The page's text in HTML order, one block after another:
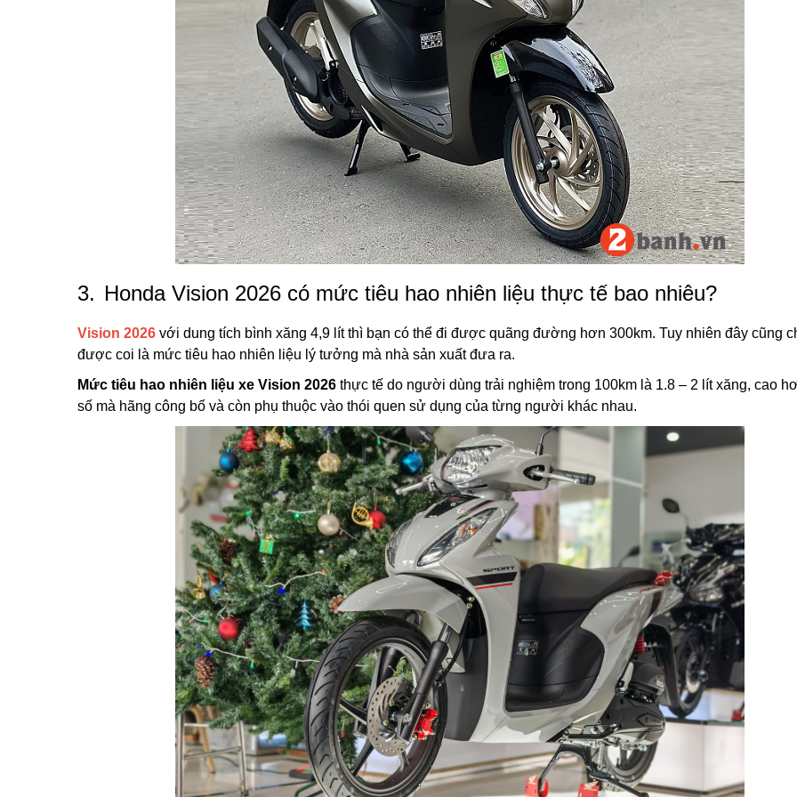
3. Honda Vision 2026 có mức tiêu hao nhiên liệu thực tế bao nhiêu?
Vision 2026 với dung tích bình xăng 4,9 lít thì bạn có thể đi được quãng đường hơn 300km. Tuy nhiên đây cũng
được coi là mức tiêu hao nhiên liệu lý tưởng mà nhà sản xuất đưa ra.
Mức tiêu hao nhiên liệu xe Vision 2026 thực tế do người dùng trải nghiệm trong 100km là 1.8 – 2 lít xăng, cao
số mà hãng công bố và còn phụ thuộc vào thói quen sử dụng của từng người khác nhau.